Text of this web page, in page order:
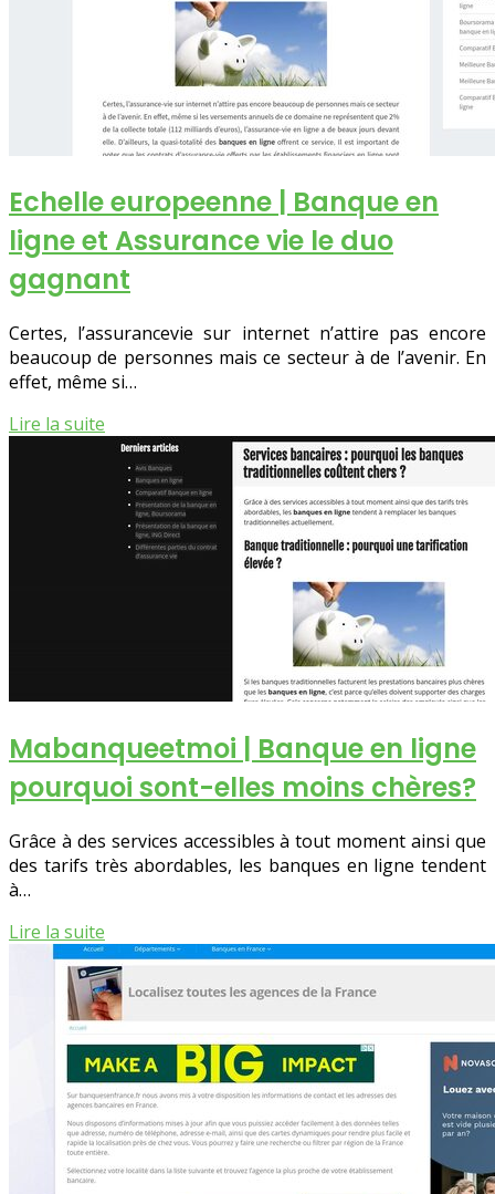
Echelle europeenne | Banque en
ligne et Assurance vie le duo
gagnant
Certes, l’assurancevie sur internet n’attire pas encore
beaucoup de personnes mais ce secteur à de l’avenir. En
effet, même si…
Lire la suite
Ma­ban­queet­moi | Banque en ligne
pourquoi sont-elles moins chères?
Grâce à des services accessibles à tout moment ainsi que
des tarifs très abordables, les banques en ligne tendent
à…
Lire la suite